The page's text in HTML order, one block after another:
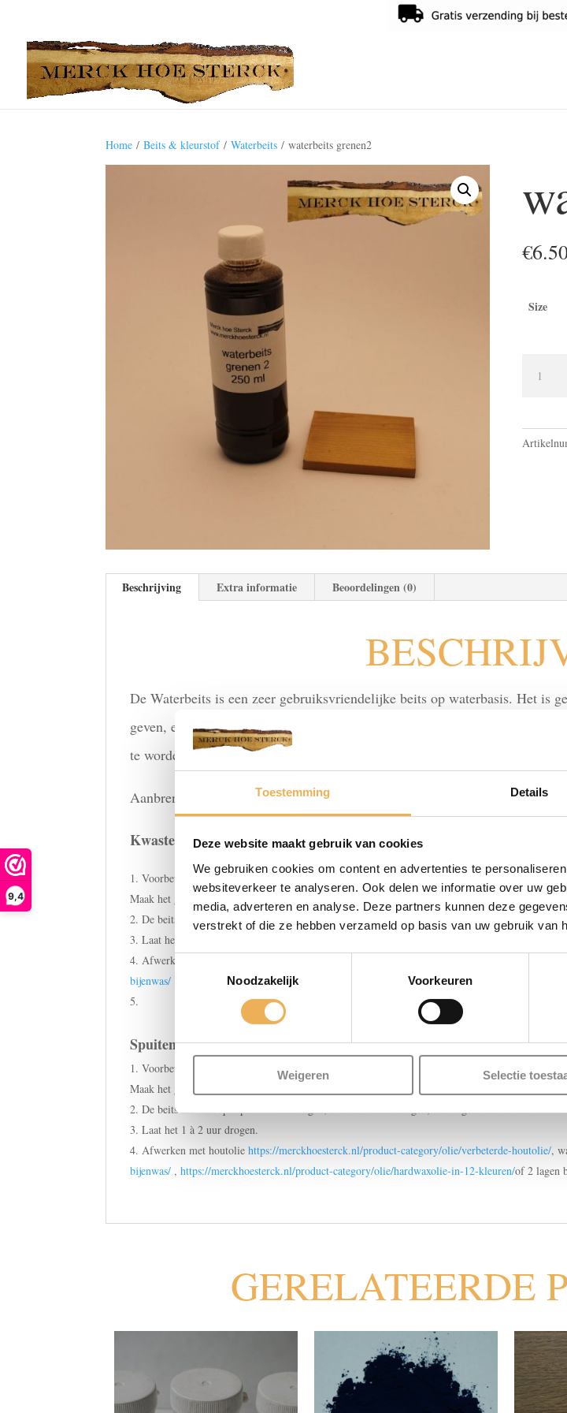
Toestemming Details
Deze website maakt gebruik van cookies
We gebruiken cookies om content en advertenties te
websiteverkeer te analyseren. Ook delen we informatie over uw
media, adverteren en analyse. Deze partners kunnen deze
verstrekt of die ze hebben verzameld op basis van uw gebruik van
Toestemmingsselectie
Noodzakelijk
Voorkeuren
Weigeren Selectie
9,4
Home /Beits & kleurstof/Waterbeits / waterbeits grenen2
€
Size
grenen2
Beschrijving Extra informatie Beoordelingen (0)
De Waterbeits is een zeer gebruiksvriendelijke beits op waterbasis. Het is
geven, en kan o.a. gebruikt worden op beuken, eiken, vuren, grenen en
te worden voorzien.
Aanbrengmogelijkheden waterbeits
Kwasten
Voorbewerking: het houten oppervlak goed schuren, voorkeur korrel 150-180.
Maak het geheel stofvrij.
De beits met een kwast nattig en egaal aanbrengen. Breng de beits altijd aan in de richting van
Laat het 1 à 2 uur drogen.
Afwerken met houtolie
bijenwas/
https://merckhoesterck.nl/product-category/olie/hardwaxolie-in-12-kleuren/ of 2
Spuiten
Voorbewerking: het houten oppervlak goed schuren, voorkeur korrel 150-180.
Maak het geheel stofvrij.
De beits met een spuitpistool aanbrengen, even aan laten drogen, vervolgens met kwast of
Laat het 1 à 2 uur drogen.
Afwerken met houtoliehttps://merckhoesterck.nl/product-category/olie/verbeterde-houtolie/,
bijenwas/ ,https://merckhoesterck.nl/product-category/olie/hardwaxolie-in-12-kleuren/of 2 lagen
GERELATEERDE